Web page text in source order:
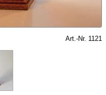
Art.-Nr. 1121